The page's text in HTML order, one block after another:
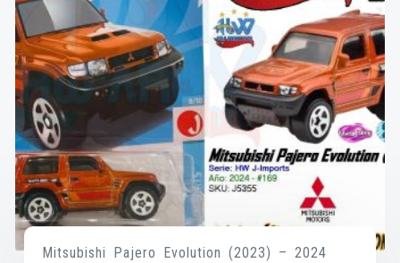
Mitsubishi Pajero Evolution (2023) – 2024